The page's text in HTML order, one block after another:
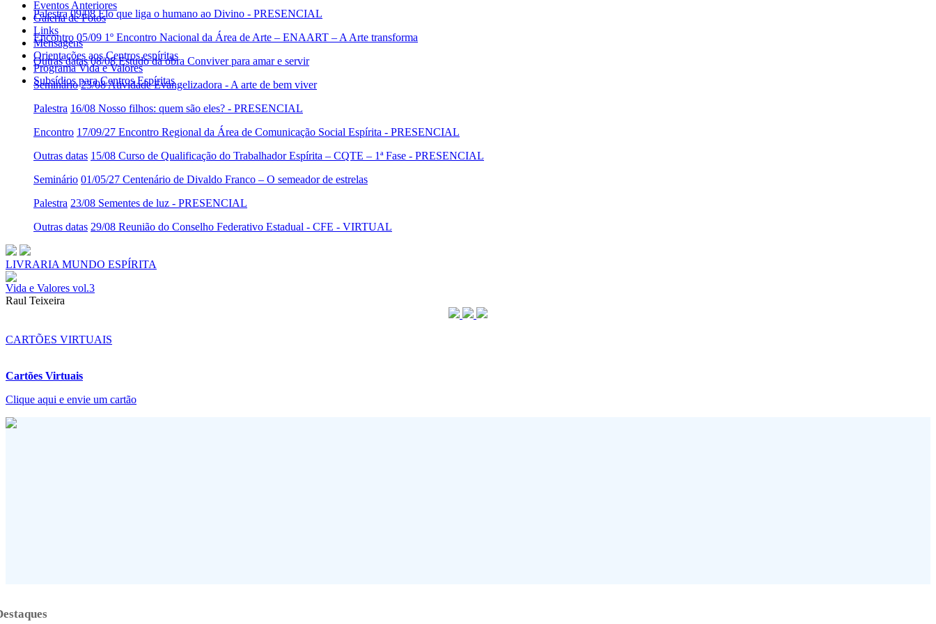
Eventos Anteriores
Galeria de Fotos
Links
Mensagens
Orientações aos Centros espíritas
Programa Vida e Valores
Subsídios para Centros Espíritas
Palestra 09/08 Elo que liga o humano ao Divino - PRESENCIAL
Encontro 05/09 1º Encontro Nacional da Área de Arte – ENAART – A Arte transforma
Outras datas 08/08 Estudo da obra Conviver para amar e servir
Seminário 23/08 Atividade Evangelizadora - A arte de bem viver
Palestra 16/08 Nosso filhos: quem são eles? - PRESENCIAL
Encontro 17/09/27 Encontro Regional da Área de Comunicação Social Espírita - PRESENCIAL
Outras datas 15/08 Curso de Qualificação do Trabalhador Espírita – CQTE – 1ª Fase - PRESENCIAL
Seminário 01/05/27 Centenário de Divaldo Franco – O semeador de estrelas
Palestra 23/08 Sementes de luz - PRESENCIAL
Outras datas 29/08 Reunião do Conselho Federativo Estadual - CFE - VIRTUAL
LIVRARIA MUNDO ESPÍRITA
Vida e Valores vol.3
Raul Teixeira
CARTÕES VIRTUAIS
Cartões Virtuais
Clique aqui e envie um cartão